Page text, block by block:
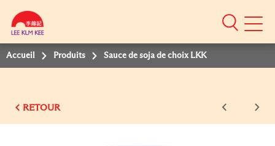
Mobile
Accueil Produits Sauce de soja de choix LKK
RETOUR